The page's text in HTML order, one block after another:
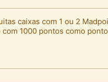
caixas com 1 ou 2
1000 pontos como